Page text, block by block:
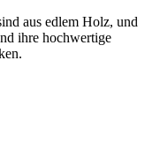
aus edlem Holz, und
ihre hochwertige